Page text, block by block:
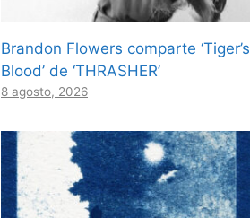
Brandon Flowers comparte ‘Tiger’s
Blood’ de ‘THRASHER’
8 agosto, 2026